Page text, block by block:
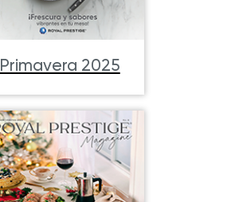
Primavera 2025